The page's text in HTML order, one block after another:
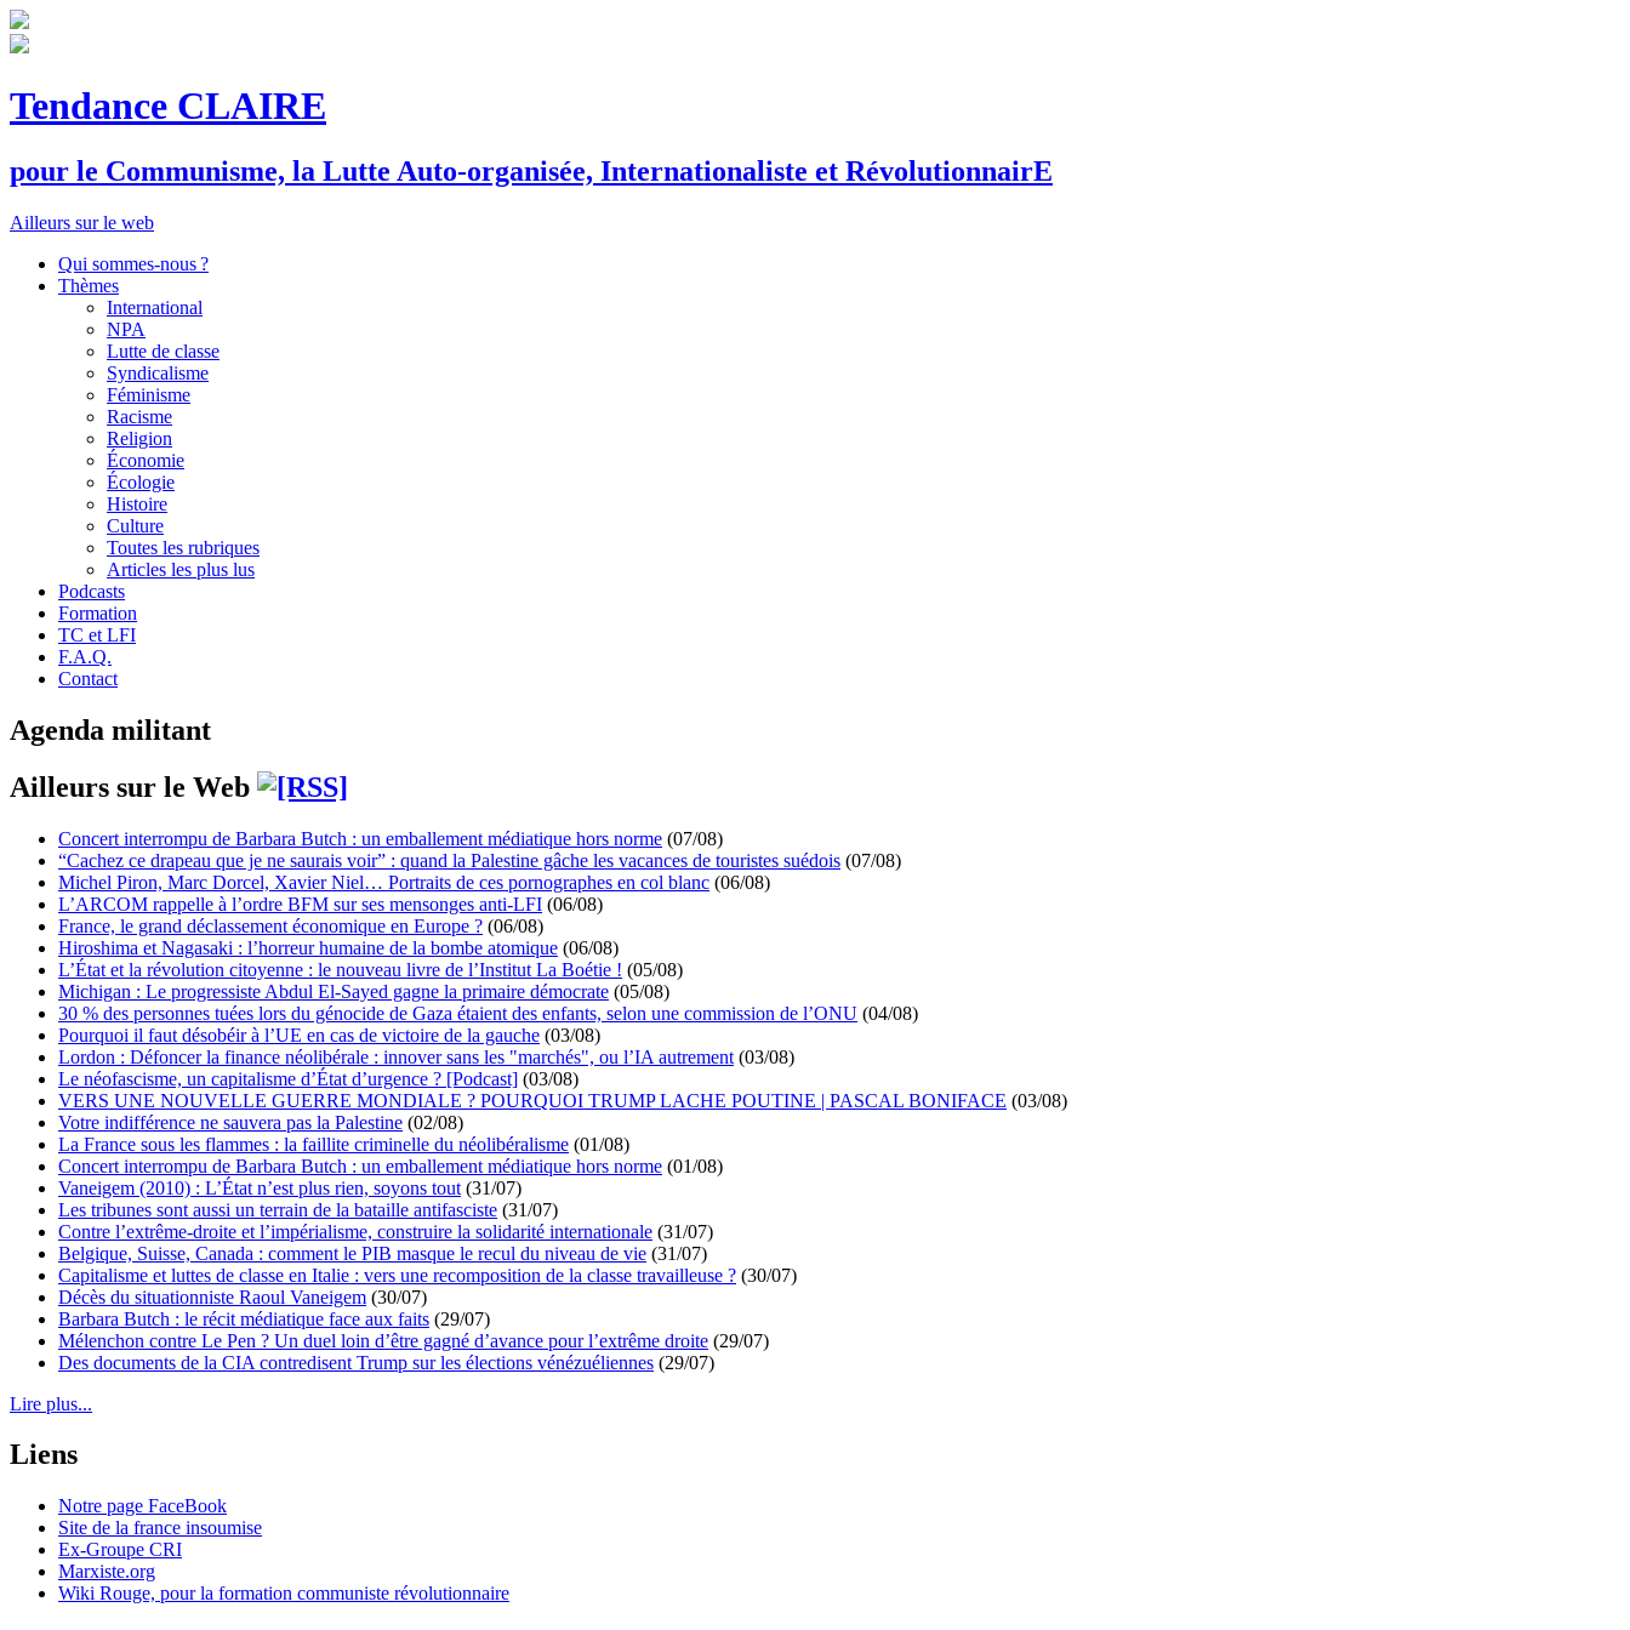
Tendance CLAIRE
pour le Communisme, la Lutte Auto-organisée, Internationaliste et RévolutionnairE
Ailleurs sur le web
Qui sommes-nous ?
Thèmes
International
NPA
Lutte de classe
Syndicalisme
Féminisme
Racisme
Religion
Économie
Écologie
Histoire
Culture
Toutes les rubriques
Articles les plus lus
Podcasts
Formation
TC et LFI
F.A.Q.
Contact
Agenda militant
Ailleurs sur le Web
Concert interrompu de Barbara Butch : un emballement médiatique hors norme (07/08)
“Cachez ce drapeau que je ne saurais voir” : quand la Palestine gâche les vacances de touristes suédois (07/08)
Michel Piron, Marc Dorcel, Xavier Niel… Portraits de ces pornographes en col blanc (06/08)
L’ARCOM rappelle à l’ordre BFM sur ses mensonges anti-LFI (06/08)
France, le grand déclassement économique en Europe ? (06/08)
Hiroshima et Nagasaki : l’horreur humaine de la bombe atomique (06/08)
L’État et la révolution citoyenne : le nouveau livre de l’Institut La Boétie ! (05/08)
Michigan : Le progressiste Abdul El-Sayed gagne la primaire démocrate (05/08)
30 % des personnes tuées lors du génocide de Gaza étaient des enfants, selon une commission de l’ONU (04/08)
Pourquoi il faut désobéir à l’UE en cas de victoire de la gauche (03/08)
Lordon : Défoncer la finance néolibérale : innover sans les "marchés", ou l’IA autrement (03/08)
Le néofascisme, un capitalisme d’État d’urgence ? [Podcast] (03/08)
VERS UNE NOUVELLE GUERRE MONDIALE ? POURQUOI TRUMP LACHE POUTINE | PASCAL BONIFACE (03/08)
Votre indifférence ne sauvera pas la Palestine (02/08)
La France sous les flammes : la faillite criminelle du néolibéralisme (01/08)
Concert interrompu de Barbara Butch : un emballement médiatique hors norme (01/08)
Vaneigem (2010) : L’État n’est plus rien, soyons tout (31/07)
Les tribunes sont aussi un terrain de la bataille antifasciste (31/07)
Contre l’extrême-droite et l’impérialisme, construire la solidarité internationale (31/07)
Belgique, Suisse, Canada : comment le PIB masque le recul du niveau de vie (31/07)
Capitalisme et luttes de classe en Italie : vers une recomposition de la classe travailleuse ? (30/07)
Décès du situationniste Raoul Vaneigem (30/07)
Barbara Butch : le récit médiatique face aux faits (29/07)
Mélenchon contre Le Pen ? Un duel loin d’être gagné d’avance pour l’extrême droite (29/07)
Des documents de la CIA contredisent Trump sur les élections vénézuéliennes (29/07)
Lire plus...
Liens
Notre page FaceBook
Site de la france insoumise
Ex-Groupe CRI
Marxiste.org
Wiki Rouge, pour la formation communiste révolutionnaire